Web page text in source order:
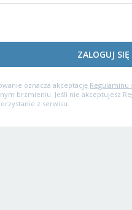
ZALOGUJ SIĘ
oznacza akceptację Regulaminu
brzmieniu. Jeśli nie akceptujesz
z serwisu.